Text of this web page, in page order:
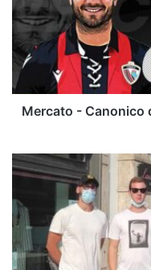
dice
no:
"Curcio
all'Avellino?
Lo
escludo"
Mercato - Canonico
Del
Fes:
oggi
il
nuovo
corso,